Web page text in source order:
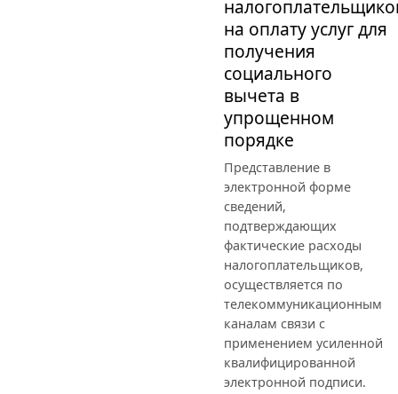
на оплату услуг для
получения
социального
вычета в
упрощенном
порядке
Представление в
электронной форме
сведений,
подтверждающих
фактические расходы
налогоплательщиков,
осуществляется по
телекоммуникационным
каналам связи с
применением усиленной
квалифицированной
электронной подписи.